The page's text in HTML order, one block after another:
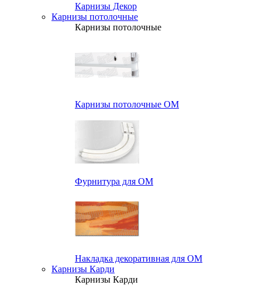
Карнизы Декор
Карнизы потолочные
Карнизы потолочные
Карнизы потолочные ОМ
Фурнитура для ОМ
Накладка декоративная для ОМ
Карнизы Карди
Карнизы Карди